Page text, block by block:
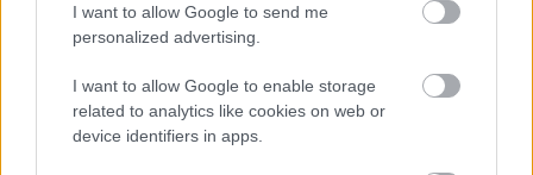
I want to allow Google to send me
personalized advertising.
I want to allow Google to enable storage
related to analytics like cookies on web or
device identifiers in apps.